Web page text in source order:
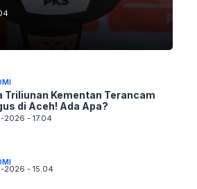
Triliunan Kementan Terancam
di Aceh! Ada Apa?
2026 - 17.04
2026 - 15.04